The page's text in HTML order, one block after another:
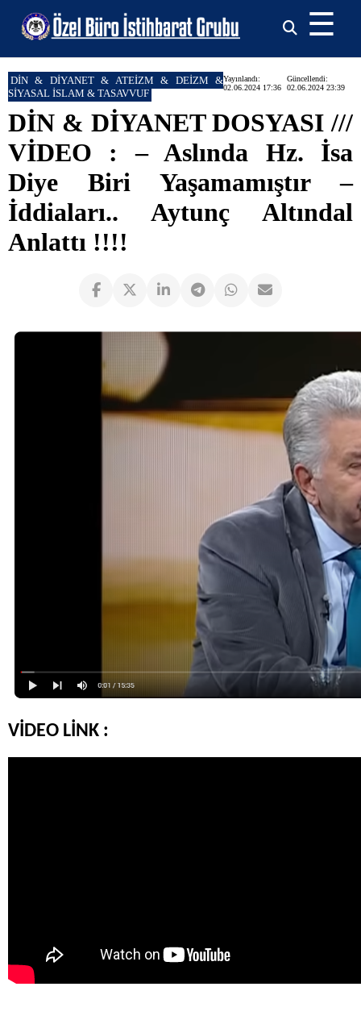
☰
DİN & DİYANET & ATEİZM & DEİZM &
SİYASAL İSLAM & TASAVVUF
Yayınlandı:
02.06.2024 17:36
Güncellendi:
02.06.2024 23:39
DİN & DİYANET DOSYASI ///
VİDEO : – Aslında Hz. İsa
Diye Biri Yaşamamıştır –
İddiaları.. Aytunç Altındal
Anlattı !!!!
VİDEO LİNK :